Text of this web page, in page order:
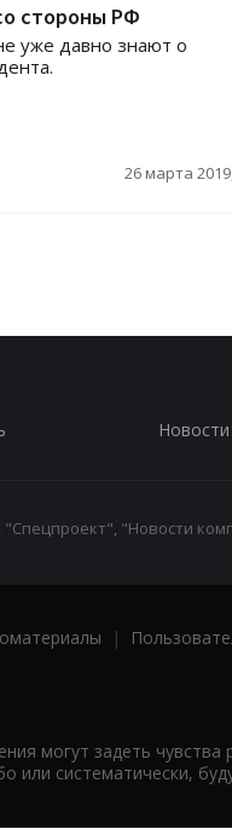
стороны РФ
уже давно знают о
26 марта
Новости
"Новости
|
могут задеть чувства
систематически,